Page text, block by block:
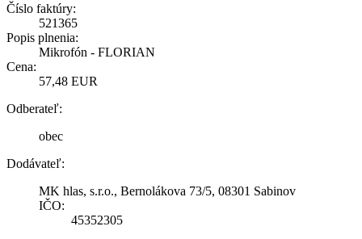
Číslo faktúry:
521365
Popis plnenia:
Mikrofón - FLORIAN
Cena:
57,48 EUR
Odberateľ:
obec
Dodávateľ:
MK hlas, s.r.o., Bernolákova 73/5, 08301 Sabinov
IČO:
45352305